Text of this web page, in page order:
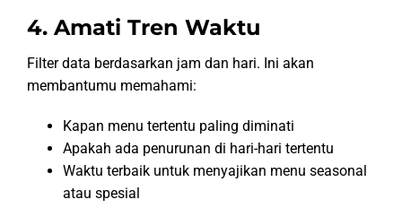
4. Amati Tren Waktu
Filter data berdasarkan jam dan hari. Ini akan
membantumu memahami:
Kapan menu tertentu paling diminati
Apakah ada penurunan di hari-hari tertentu
Waktu terbaik untuk menyajikan menu seasonal
atau spesial